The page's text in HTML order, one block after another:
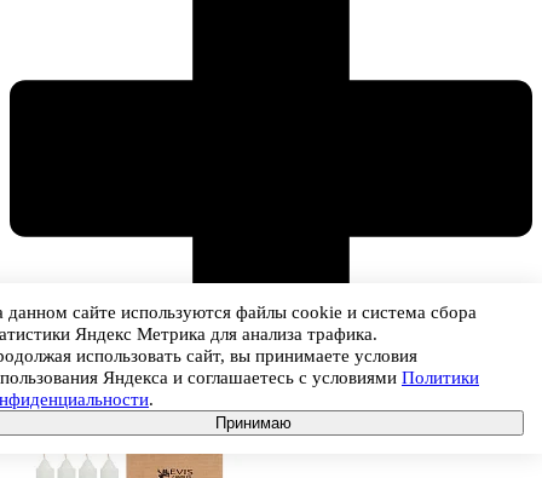
В корзину
данном сайте используются файлы cookie и система сбора
Яндекс Метрика для анализа трафика.
использовать сайт, вы принимаете условия
Яндекса и соглашаетесь с условиями Политики
.
Принимаю